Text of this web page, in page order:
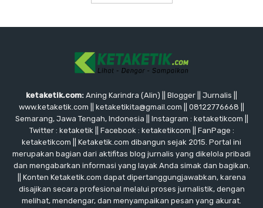
ketaketik.com: Aning Karindra (Alin) || Blogger || Jurnalis ||
www.ketaketik.com || ketaketikita@gmail.com || 08122776668 ||
Semarang, Jawa Tengah, Indonesia || Instagram : ketaketikcom ||
Twitter : ketaketik || Facebook : ketaketikcom || FanPage :
ketaketikcom || Ketaketik.com dibangun sejak 2015. Portal ini
merupakan bagian dari aktifitas blog jurnalis yang dikelola pribadi
dan mengabarkan informasi yang layak Anda simak dan bagikan.
|| Konten Ketaketik.com dapat dipertanggungjawabkan, karena
disajikan secara profesional melalui proses jurnalistik, dengan
melihat, mendengar, dan menyampaikan pesan yang akurat.